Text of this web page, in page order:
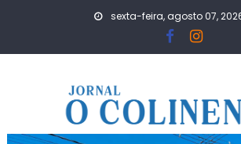
sexta-feira, agosto 07,